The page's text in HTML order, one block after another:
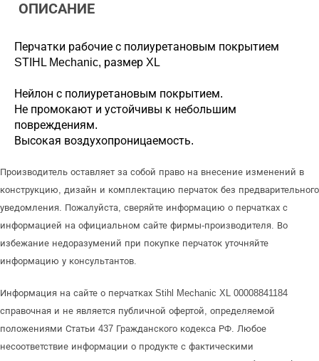
ОПИСАНИЕ
Перчатки рабочие с полиуретановым покрытием
STIHL Mechanic, размер XL
Нейлон с полиуретановым покрытием.
Не промокают и устойчивы к небольшим
повреждениям.
Высокая воздухопроницаемость.
Производитель оставляет за собой право на внесение изменений в
конструкцию, дизайн и комплектацию перчаток без предварительного
уведомления. Пожалуйста, сверяйте информацию о перчатках с
информацией на официальном сайте фирмы-производителя. Во
избежание недоразумений при покупке перчаток уточняйте
информацию у консультантов.
Информация на сайте о перчатках Stihl Mechanic XL 00008841184
справочная и не является публичной офертой, определяемой
положениями Статьи 437 Гражданского кодекса РФ. Любое
несоответствие информации о продукте с фактическими